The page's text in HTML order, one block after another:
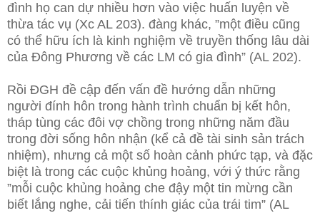
đình họ can dự nhiều hơn vào việc huấn luyện về
thừa tác vụ (Xc AL 203). đàng khác, ”một điều cũng
có thể hữu ích là kinh nghiệm về truyền thống lâu dài
của Đông Phương về các LM có gia đình” (AL 202).
Rồi ĐGH đề cập đến vấn đề hướng dẫn những
người đính hôn trong hành trình chuẩn bị kết hôn,
tháp tùng các đôi vợ chồng trong những năm đầu
trong đời sống hôn nhận (kể cả đề tài sinh sản trách
nhiệm), nhưng cả một số hoàn cảnh phức tạp, và đặc
biệt là trong các cuộc khủng hoảng, với ý thức rằng
”mỗi cuộc khủng hoảng che đậy một tin mừng cần
biết lắng nghe, cải tiến thính giác của trái tim” (AL